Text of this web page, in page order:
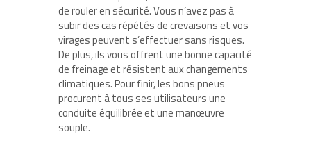
de rouler en sécurité. Vous n’avez pas à
subir des cas répétés de crevaisons et vos
virages peuvent s’effectuer sans risques.
De plus, ils vous offrent une bonne capacité
de freinage et résistent aux changements
climatiques. Pour finir, les bons pneus
procurent à tous ses utilisateurs une
conduite équilibrée et une manœuvre
souple.